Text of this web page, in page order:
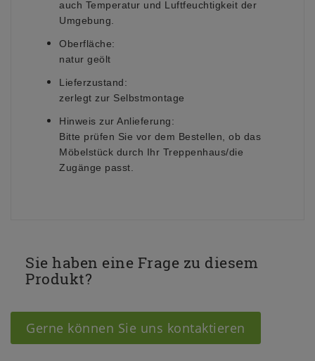
auch Temperatur und Luftfeuchtigkeit der
Umgebung.
Oberfläche:
natur geölt
Lieferzustand:
zerlegt zur Selbstmontage
Hinweis zur Anlieferung:
Bitte prüfen Sie vor dem Bestellen, ob das
Möbelstück durch Ihr Treppenhaus/die
Zugänge passt.
Sie haben eine Frage zu diesem
Produkt?
Gerne können Sie uns kontaktieren